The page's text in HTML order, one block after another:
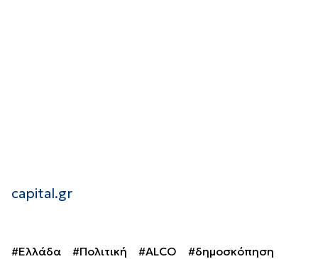
capital.gr
#Ελλάδα #Πολιτική #ALCO #δημοσκόπηση